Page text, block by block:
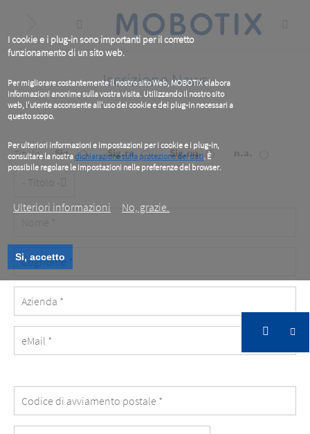
I cookie e i plug-in sono importanti per il corretto
funzionamento di un sito web.
Per migliorare costantemente il nostro sito Web, MOBOTIX elabora
informazioni anonime sulla vostra visita. Utilizzando il nostro sito
web, l'utente acconsente all'uso dei cookie e dei plug-in necessari a
questo scopo.
Per ulteriori informazioni e impostazioni per i cookie e i plug-in,
consultare la nostradichiarazione sulla protezione dei dati. È
possibile regolare le impostazioni nelle preferenze del browser.
Ulteriori informazioni
No, grazie.
Si, accetto
content
Iscrizione News
Titolo Sig. Sig.ra Sig.na n.a.
Titolo
Vorname
Nachname
avviamento
postale